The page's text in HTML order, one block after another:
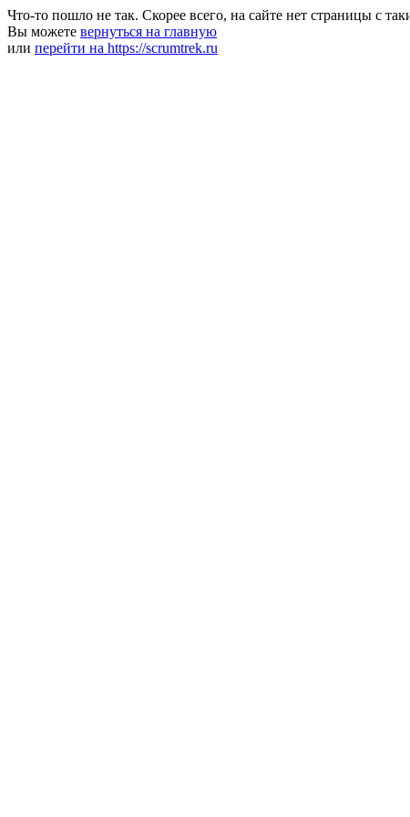
Что-то пошло не так. Скорее всего, на сайте нет страницы с
Вы можете вернуться на главную
или перейти на https://scrumtrek.ru